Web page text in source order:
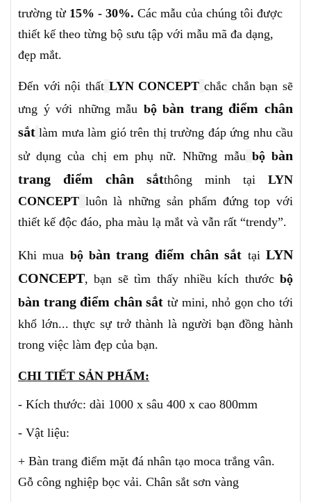
trường từ 15% - 30%. Các mẫu của chúng tôi được
thiết kế theo từng bộ sưu tập với mẫu mã đa dạng,
đẹp mắt.
Đến với nội thất LYN CONCEPT chắc chắn bạn sẽ
ưng ý với những mẫu bộ bàn trang điểm chân
sắt làm mưa làm gió trên thị trường đáp ứng nhu cầu
sử dụng của chị em phụ nữ. Những mẫu bộ bàn
trang điểm chân sắtthông minh tại LYN
CONCEPT luôn là những sản phẩm đứng top với
thiết kế độc đáo, pha màu lạ mắt và vẫn rất “trendy”.
Khi mua bộ bàn trang điểm chân sắt tạiLYN
CONCEPT, bạn sẽ tìm thấy nhiều kích thước bộ
bàn trang điểm chân sắt từ mini, nhỏ gọn cho tới
khổ lớn... thực sự trở thành là người bạn đồng hành
trong việc làm đẹp của bạn.
CHI TIẾT SẢN PHẨM:
- Kích thước: dài 1000 x sâu 400 x cao 800mm
- Vật liệu:
+ Bàn trang điểm mặt đá nhân tạo moca trắng vân.
Gỗ công nghiệp bọc vải. Chân sắt sơn vàng